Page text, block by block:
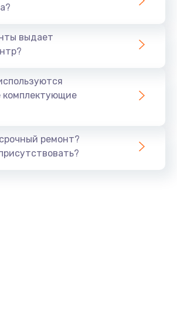
выдает
комплектующие
ремонт?